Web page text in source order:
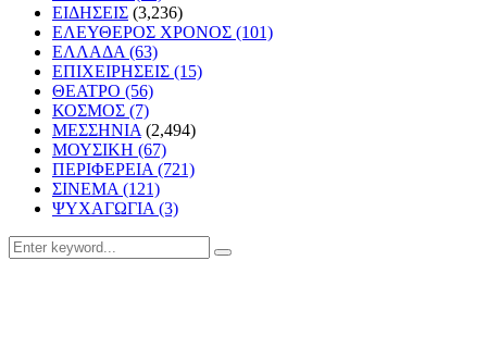
ΕΙΔΗΣΕΙΣ (3,236)
ΕΛΕΥΘΕΡΟΣ ΧΡΟΝΟΣ (101)
ΕΛΛΑΔΑ (63)
ΕΠΙΧΕΙΡΗΣΕΙΣ (15)
ΘΕΑΤΡΟ (56)
ΚΟΣΜΟΣ (7)
ΜΕΣΣΗΝΙΑ (2,494)
ΜΟΥΣΙΚΗ (67)
ΠΕΡΙΦΕΡΕΙΑ (721)
ΣΙΝΕΜΑ (121)
ΨΥΧΑΓΩΓΙΑ (3)
Search
for:
Search